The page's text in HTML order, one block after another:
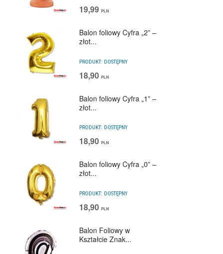
19,99 PLN
Balon foliowy Cyfra „2” –
złot...
PRODUKT: DOSTĘPNY
18,90 PLN
Balon foliowy Cyfra „1” –
złot...
PRODUKT: DOSTĘPNY
18,90 PLN
Balon foliowy Cyfra „0” –
złot...
PRODUKT: DOSTĘPNY
18,90 PLN
Balon Foliowy w
Kształcie Znak...